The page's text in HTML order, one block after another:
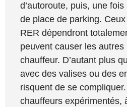
d’autoroute, puis, une
de place de parking.
RER dépendront
peuvent causer les
chauffeur. D’autant plus
avec des valises ou des
risquent de se
chauffeurs expérimentés,